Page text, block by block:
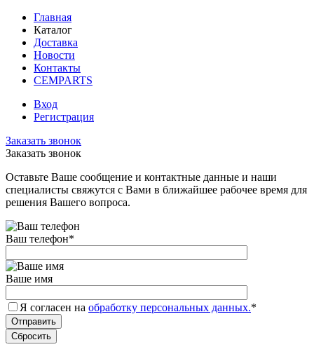
Главная
Каталог
Доставка
Новости
Контакты
CEMPARTS
Вход
Регистрация
Заказать звонок
Заказать звонок
Оставьте Ваше сообщение и контактные данные и наши
специалисты свяжутся с Вами в ближайшее рабочее время для
решения Вашего вопроса.
Ваш телефон*
Ваше имя
Я согласен на обработку персональных данных.*